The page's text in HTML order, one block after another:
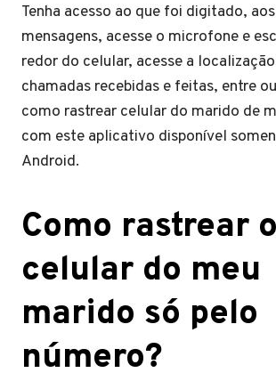
Tenha acesso ao que foi digitado,
mensagens, acesse o microfone e
redor do celular, acesse a
chamadas recebidas e feitas, entre
como rastrear celular do marido de
com este aplicativo disponível
Android.
Como rastrear o
celular do meu
marido só pelo
número?